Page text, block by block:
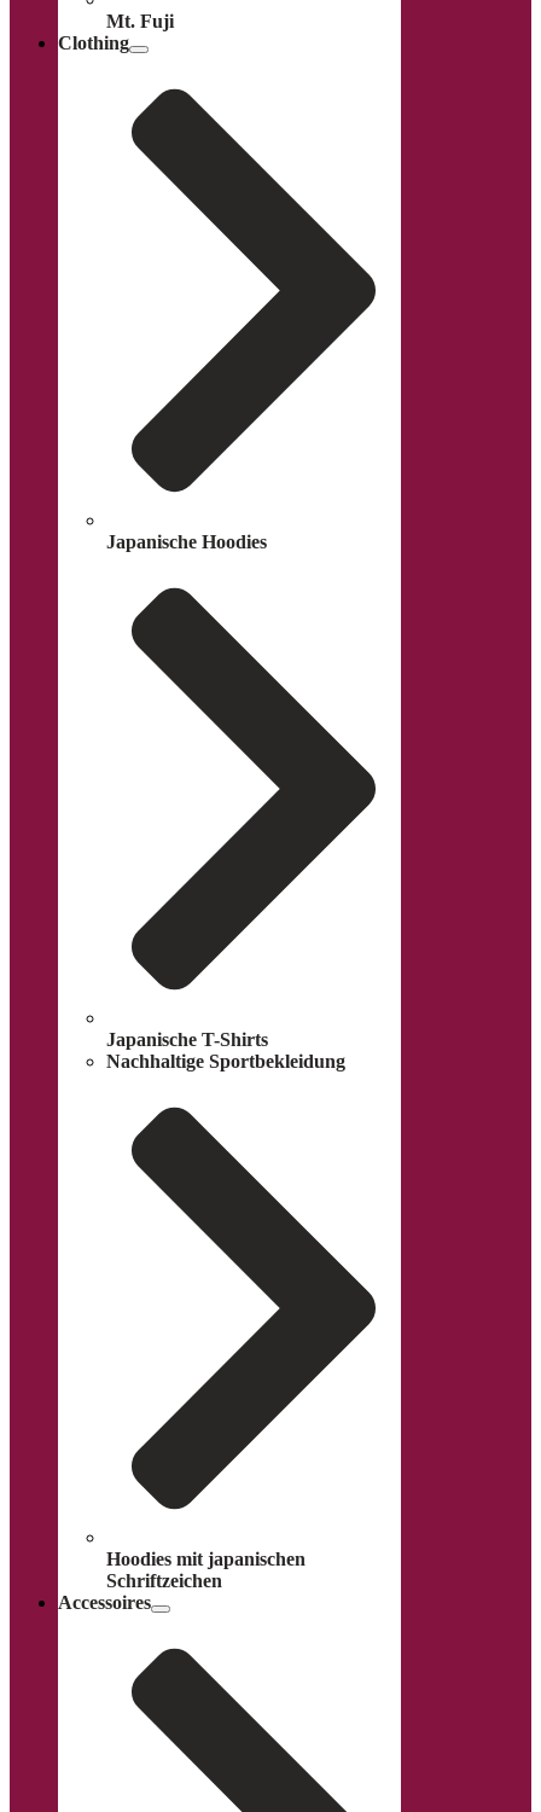
Mt. Fuji
Clothing
Japanische Hoodies
Japanische T-Shirts
Nachhaltige Sportbekleidung
Hoodies mit japanischen
Schriftzeichen
Accessoires